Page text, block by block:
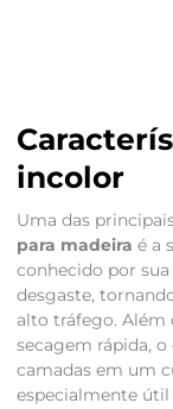
incolor
Uma das
para madeira é a
conhecido por
desgaste,
alto tráfego. Além
secagem rápida,
camadas em um
especialmente